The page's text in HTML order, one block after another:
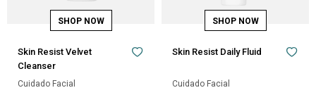
Skin Resist Velvet
Cleanser
Cuidado Facial
Skin Resist Daily Fluid
Cuidado Facial